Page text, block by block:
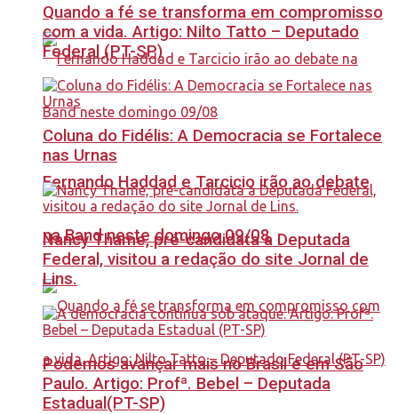
Fernando Haddad e Tarcicio irão ao debate
na Band neste domingo 09/08
Quando a fé se transforma em compromisso
com a vida. Artigo: Nilto Tatto – Deputado
Federal (PT-SP)
Coluna do Fidélis: A Democracia se Fortalece
nas Urnas
Nancy Thame, pré-candidata a Deputada
Federal, visitou a redação do site Jornal de
Lins.
Podemos avançar mais no Brasil e em São
Paulo. Artigo: Profª. Bebel – Deputada
Estadual(PT-SP)